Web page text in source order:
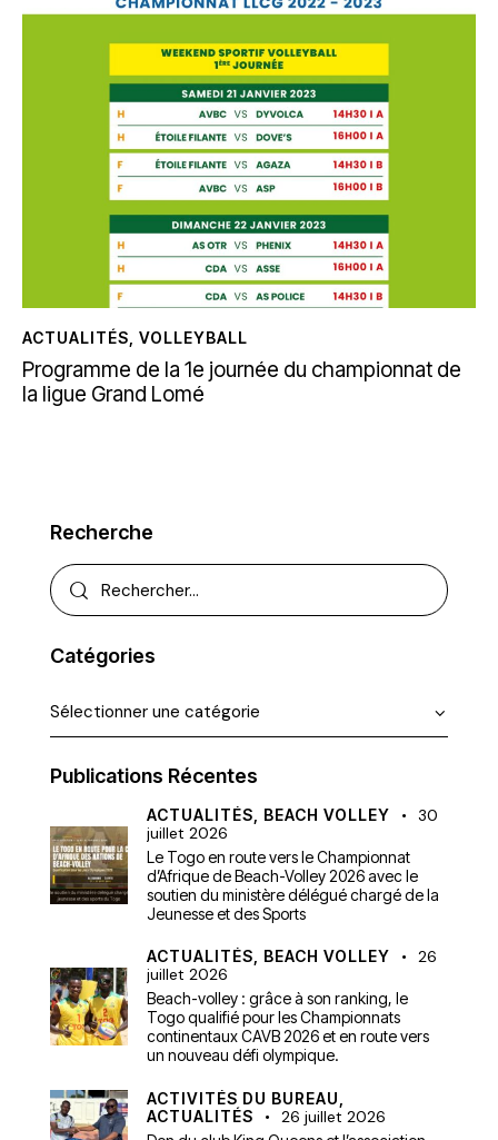
ACTUALITÉS VOLLEYBALL
Programme de la 1e journée du championnat de
la ligue Grand Lomé
Recherche
Catégories
Publications Récentes
ACTUALITÉS, BEACH VOLLEY
30
juillet 2026
Le Togo en route vers le Championnat
d’Afrique de Beach-Volley 2026 avec le
soutien du ministère délégué chargé de la
Jeunesse et des Sports
ACTUALITÉS, BEACH VOLLEY
26
juillet 2026
Beach-volley : grâce à son ranking, le
Togo qualifié pour les Championnats
continentaux CAVB 2026 et en route vers
un nouveau défi olympique.
ACTIVITÉS DU BUREAU,
ACTUALITÉS
26 juillet 2026